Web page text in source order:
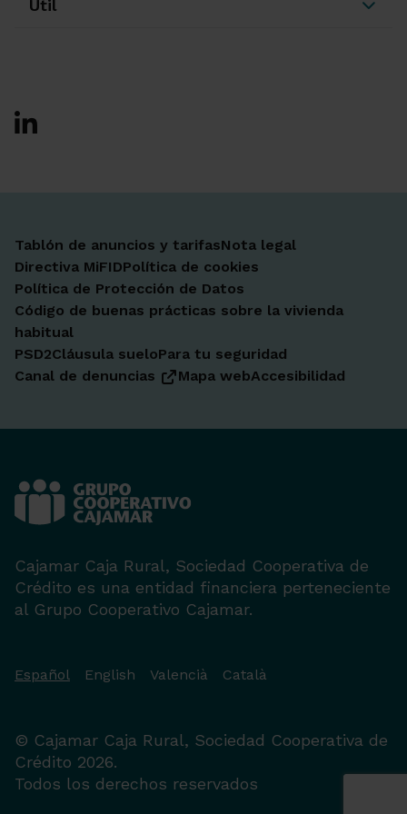
Útil
Ir a Facebook
Ir a X-twitter
Ir a Instagram
Ir a Linkedin
Ir a Youtube
Ir a Blogger
Ir a Vimeo
Tablón de anuncios y tarifasNota legal
Directiva MiFIDPolítica de cookies
Política de Protección de Datos
Código de buenas prácticas sobre la vivienda
habitual
PSD2Cláusula sueloPara tu seguridad
Canal de denuncias
Mapa webAccesibilidad
Cajamar Caja Rural, Sociedad Cooperativa de
Crédito es una entidad financiera perteneciente
al Grupo Cooperativo Cajamar.
Español English Valencià Català
© Cajamar Caja Rural, Sociedad Cooperativa de
Crédito 2026.
Todos los derechos reservados